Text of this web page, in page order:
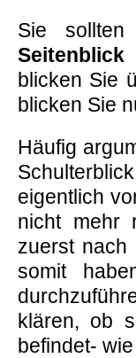
Sie
Seitenblick
blicken Sie
blicken Sie
Häufig
eigentlich
nicht mehr
zuerst
somit
klären, ob
befindet-